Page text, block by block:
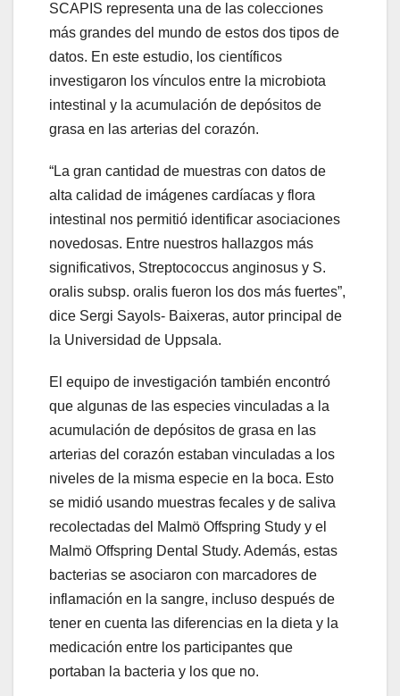
SCAPIS representa una de las colecciones
más grandes del mundo de estos dos tipos de
datos. En este estudio, los científicos
investigaron los vínculos entre la microbiota
intestinal y la acumulación de depósitos de
grasa en las arterias del corazón.
“La gran cantidad de muestras con datos de
alta calidad de imágenes cardíacas y flora
intestinal nos permitió identificar asociaciones
novedosas. Entre nuestros hallazgos más
significativos, Streptococcus anginosus y S.
oralis subsp. oralis fueron los dos más fuertes”,
dice Sergi Sayols- Baixeras, autor principal de
la Universidad de Uppsala.
El equipo de investigación también encontró
que algunas de las especies vinculadas a la
acumulación de depósitos de grasa en las
arterias del corazón estaban vinculadas a los
niveles de la misma especie en la boca. Esto
se midió usando muestras fecales y de saliva
recolectadas del Malmö Offspring Study y el
Malmö Offspring Dental Study. Además, estas
bacterias se asociaron con marcadores de
inflamación en la sangre, incluso después de
tener en cuenta las diferencias en la dieta y la
medicación entre los participantes que
portaban la bacteria y los que no.